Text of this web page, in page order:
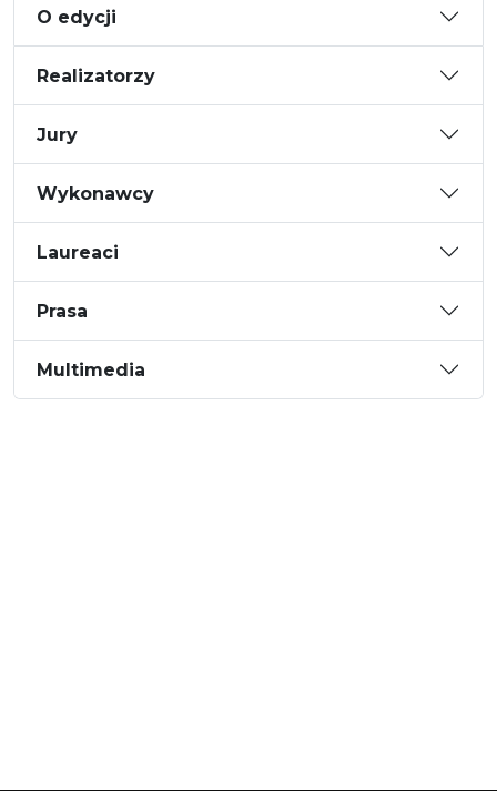
O edycji
Realizatorzy
Jury
Wykonawcy
Laureaci
Prasa
Multimedia